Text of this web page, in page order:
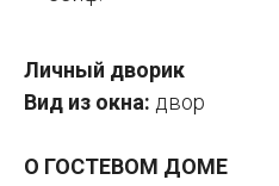
Личный дворик
Вид из окна: двор
О ГОСТЕВОМ ДОМЕ